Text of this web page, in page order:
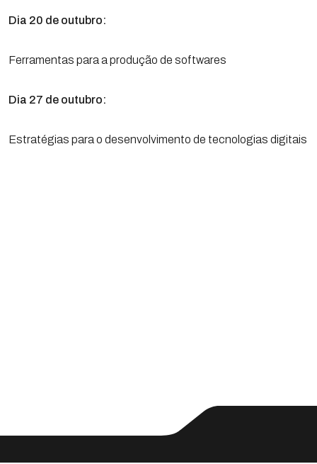
Dia 20 de outubro:
Ferramentas para a produção de softwares
Dia 27 de outubro:
Estratégias para o desenvolvimento de tecnologias digitais